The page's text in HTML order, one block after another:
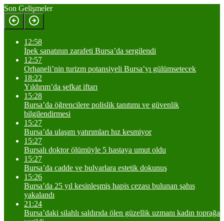
Son Gelişmeler
12:58
İpek sanatının zarafeti Bursa’da sergilendi
12:57
Orhaneli’nin turizm potansiyeli Bursa’yı gülümsetecek
18:22
Yıldırım’da şefkat iftarı
15:28
Bursa’da öğrencilere polislik tanıtımı ve güvenlik
bilgilendirmesi
15:27
Bursa’da ulaşım yatırımları hız kesmiyor
15:27
Bursalı doktor ölümüyle 5 hastaya umut oldu
15:27
Bursa’da cadde ve bulvarlara estetik dokunuş
15:26
Bursa’da 25 yıl kesinleşmiş hapis cezası bulunan şahıs
yakalandı
21:24
Bursa’daki silahlı saldırıda ölen güzellik uzmanı kadın toprağa